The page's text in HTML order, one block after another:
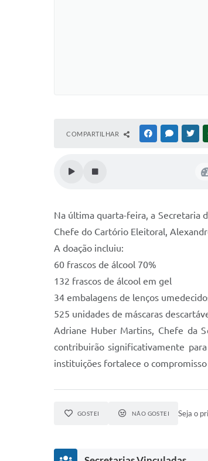
COMPARTILHAR FACEBOOK
Na última quarta-feira, a Secretaria
Chefe do Cartório Eleitoral,
A doação incluiu:
60 frascos de álcool 70%
132 frascos de álcool em gel
34 embalagens de lenços
525 unidades de máscaras
Adriane Huber Martins, Chefe da
contribuirão significativamente
instituições fortalece o
GOSTEI NÃO GOSTEI Seja o